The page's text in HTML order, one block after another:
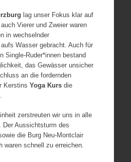
lag unser Fokus klar auf
Vierer und Zweier waren
in wechselnder
Wasser gebracht. Auch für
Single-Ruder*innen bestand
das Gewässer unsicher
an die fordernden
Kerstins Yoga Kursdie
zerstreuten wir uns in alle
Der Aussichtsturm des
die Burg Neu-Montclair
waren schnell zu erreichen.